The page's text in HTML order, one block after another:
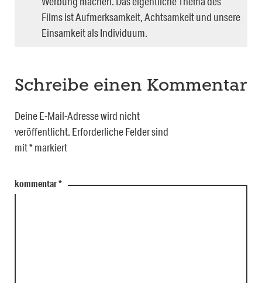
Films ist Aufmerksamkeit, Achtsamkeit und unsere
Einsamkeit als Individuum.
Schreibe einen Kommentar
Deine E-Mail-Adresse wird nicht
veröffentlicht. Erforderliche Felder sind
mit*markiert
kommentar*